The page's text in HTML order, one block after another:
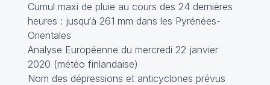
Cumul maxi de pluie au cours des 24 dernières
heures : jusqu‘à 261 mm dans les Pyrénées-
Orientales
Analyse Européenne du mercredi 22 janvier
2020 (météo finlandaise)
Nom des dépressions et anticyclones prévus